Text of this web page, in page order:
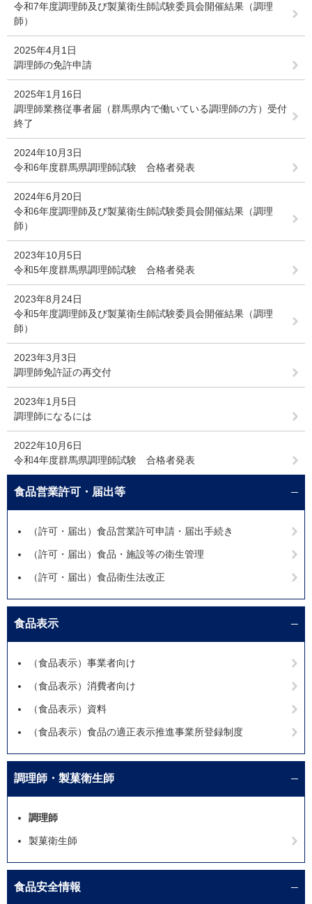
令和7年度調理師及び製菓衛生師試験委員会開催結果（調理
師）
2025年4月1日
調理師の免許申請
2025年1月16日
調理師業務従事者届（群馬県内で働いている調理師の方）受付
終了
2024年10月3日
令和6年度群馬県調理師試験 合格者発表
2024年6月20日
令和6年度調理師及び製菓衛生師試験委員会開催結果（調理
師）
2023年10月5日
令和5年度群馬県調理師試験 合格者発表
2023年8月24日
令和5年度調理師及び製菓衛生師試験委員会開催結果（調理
師）
2023年3月3日
調理師免許証の再交付
2023年1月5日
調理師になるには
2022年10月6日
令和4年度群馬県調理師試験 合格者発表
食品営業許可・届出等
（許可・届出）食品営業許可申請・届出手続き
（許可・届出）食品・施設等の衛生管理
（許可・届出）食品衛生法改正
食品表示
（食品表示）事業者向け
（食品表示）消費者向け
（食品表示）資料
（食品表示）食品の適正表示推進事業所登録制度
調理師・製菓衛生師
調理師
製菓衛生師
食品安全情報